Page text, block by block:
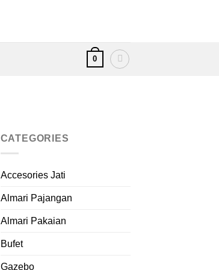
0
CATEGORIES
Accesories Jati
Almari Pajangan
Almari Pakaian
Bufet
Gazebo